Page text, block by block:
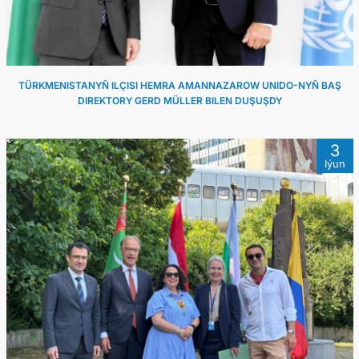
TÜRKMENISTANYŇ ILÇISI HEMRA AMANNAZAROW UNIDO-NYŇ BAŞ
DIREKTORY GERD MÜLLER BILEN DUŞUŞDY
3
Iýun